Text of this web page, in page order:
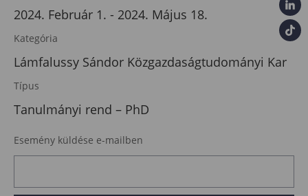
2024. Február 1. - 2024. Május 18.
Kategória
Lámfalussy Sándor Közgazdaságtudományi Kar
Típus
Tanulmányi rend – PhD
Esemény küldése e-mailben